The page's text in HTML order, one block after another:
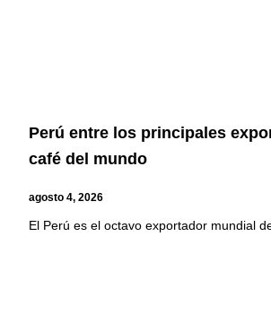
Perú entre los principales
café del mundo
agosto 4, 2026
El Perú es el octavo exportador mundial